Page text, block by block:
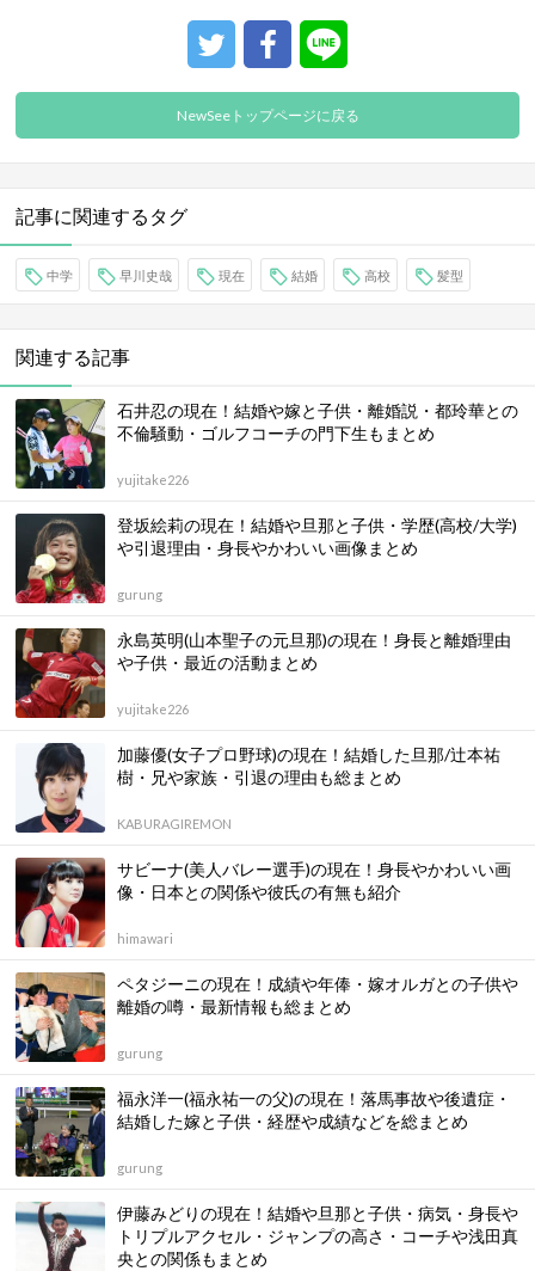
NewSeeトップページに戻る
記事に関連するタグ
中学 早川史哉 現在 結婚 高校 髪型
関連する記事
石井忍の現在！結婚や嫁と子供・離婚説・都玲華との
不倫騒動・ゴルフコーチの門下生もまとめ
yujitake226
登坂絵莉の現在！結婚や旦那と子供・学歴(高校/大学)
や引退理由・身長やかわいい画像まとめ
gurung
永島英明(山本聖子の元旦那)の現在！身長と離婚理由
や子供・最近の活動まとめ
yujitake226
加藤優(女子プロ野球)の現在！結婚した旦那/辻本祐
樹・兄や家族・引退の理由も総まとめ
KABURAGIREMON
サビーナ(美人バレー選手)の現在！身長やかわいい画
像・日本との関係や彼氏の有無も紹介
himawari
ペタジーニの現在！成績や年俸・嫁オルガとの子供や
離婚の噂・最新情報も総まとめ
gurung
福永洋一(福永祐一の父)の現在！落馬事故や後遺症・
結婚した嫁と子供・経歴や成績などを総まとめ
gurung
伊藤みどりの現在！結婚や旦那と子供・病気・身長や
トリプルアクセル・ジャンプの高さ・コーチや浅田真
央との関係もまとめ